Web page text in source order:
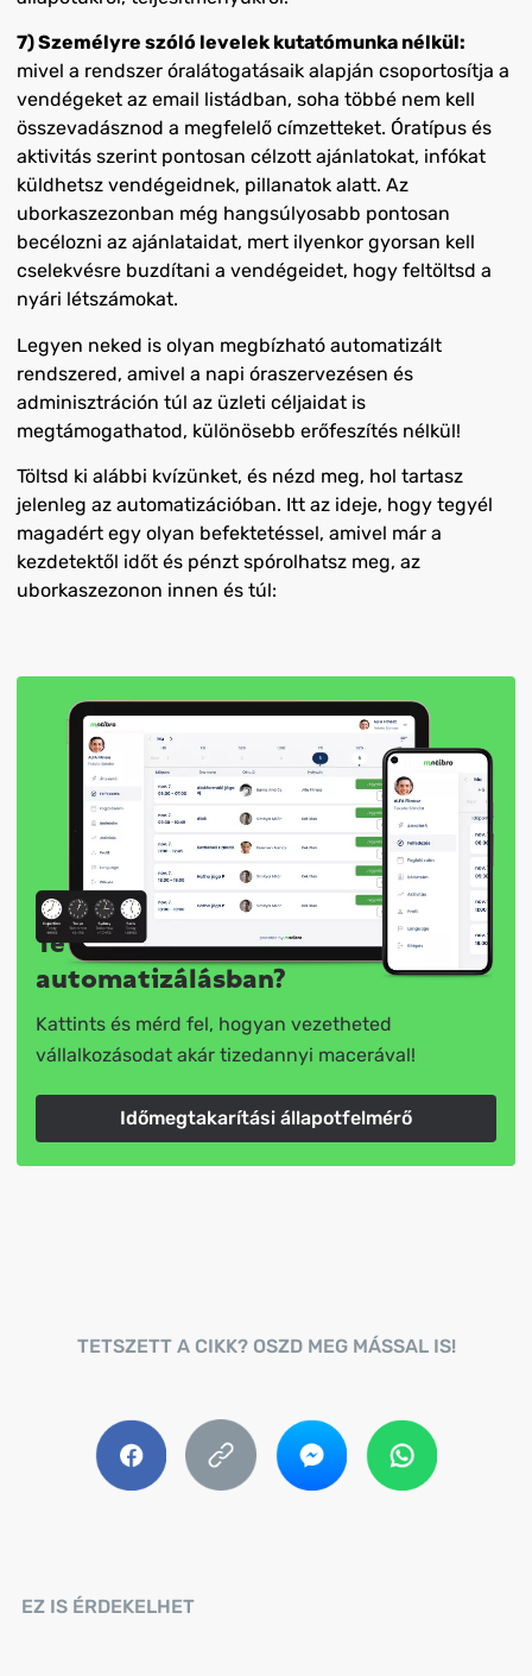
7) Személyre szóló levelek kutatómunka nélkül:
mivel a rendszer óralátogatásaik alapján csoportosítja a
vendégeket az email listádban, soha többé nem kell
összevadásznod a megfelelő címzetteket. Óratípus és
aktivitás szerint pontosan célzott ajánlatokat, infókat
küldhetsz vendégeidnek, pillanatok alatt. Az
uborkaszezonban még hangsúlyosabb pontosan
becélozni az ajánlataidat, mert ilyenkor gyorsan kell
cselekvésre buzdítani a vendégeidet, hogy feltöltsd a
nyári létszámokat.
Legyen neked is olyan megbízható automatizált
rendszered, amivel a napi óraszervezésen és
adminisztráción túl az üzleti céljaidat is
megtámogathatod, különösebb erőfeszítés nélkül!
Töltsd ki alábbi kvízünket, és nézd meg, hol tartasz
jelenleg az automatizációban. Itt az ideje, hogy tegyél
magadért egy olyan befektetéssel, amivel már a
kezdetektől időt és pénzt spórolhatsz meg, az
uborkaszezonon innen és túl:
Te hol tartasz az
automatizálásban?
Kattints és mérd fel, hogyan vezetheted
vállalkozásodat akár tizedannyi macerával!
Időmegtakarítási állapotfelmérő
TETSZETT A CIKK? OSZD MEG MÁSSAL IS!
EZ IS ÉRDEKELHET